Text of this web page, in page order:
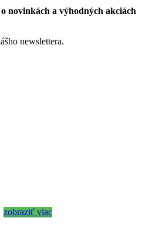
novinkách a výhodných akciách
newslettera.
zobraziť viac